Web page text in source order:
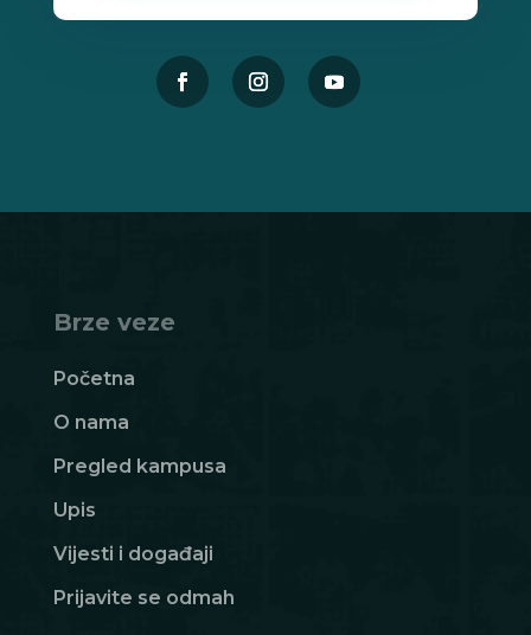
Brze veze
Početna
O nama
Pregled kampusa
Upis
Vijesti i događaji
Prijavite se odmah